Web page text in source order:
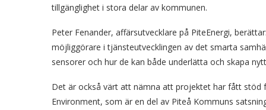
tillgänglighet i stora delar av kommunen.
Peter Fenander, affärsutvecklare på PiteEnergi,
möjliggörare i tjänsteutvecklingen av det smarta
sensorer och hur de kan både underlätta och skapa
Det är också värt att nämna att projektet har fått
Environment, som är en del av Piteå Kommuns